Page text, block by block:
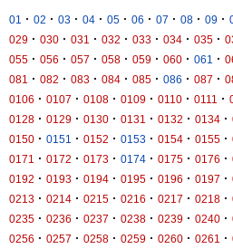
01 · 02 · 03 · 04 · 05 · 06 · 07 · 08 · 09 ·
029 · 030 · 031 · 032 · 033 · 034 · 035 ·
055 · 056 · 057 · 058 · 059 · 060 · 061 ·
081
· 082 · 083 · 084 · 085 · 086 · 087 ·
0106 · 0107 · 0108 · 0109 · 0110 · 0111 ·
0128 · 0129 · 0130 · 0131 · 0132 · 0134 ·
0150 · 0151 · 0152 · 0153 · 0154 · 0155 ·
0171
· 0172 · 0173 · 0174 · 0175 · 0176 ·
0192 · 0193 · 0194 · 0195 · 0196 · 0197 ·
0213 · 0214 · 0215 · 0216 · 0217 · 0218 ·
0235 · 0236 · 0237 · 0238 · 0239 · 0240 ·
0256 · 0257 · 0258 · 0259 · 0260 · 0261 ·